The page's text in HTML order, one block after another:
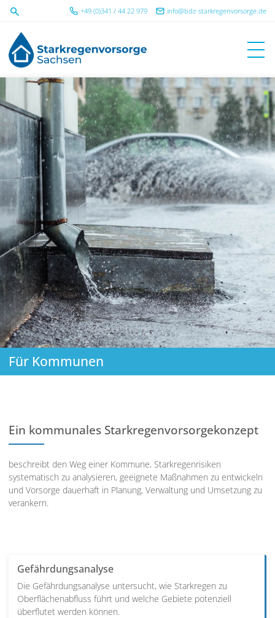
+49 (0)341 / 44 22 979 info@bdz-starkregenvorsorge.de
Für Kommunen
Ein kommunales Starkregenvorsorgekonzept
beschreibt den Weg einer Kommune, Starkregenrisiken
systematisch zu analysieren, geeignete Maßnahmen zu entwickeln
und Vorsorge dauerhaft in Planung, Verwaltung und Umsetzung zu
verankern.
Gefährdungsanalyse
Die Gefährdungsanalyse untersucht, wie Starkregen zu
Oberflächenabfluss führt und welche Gebiete potenziell
überflutet werden können.